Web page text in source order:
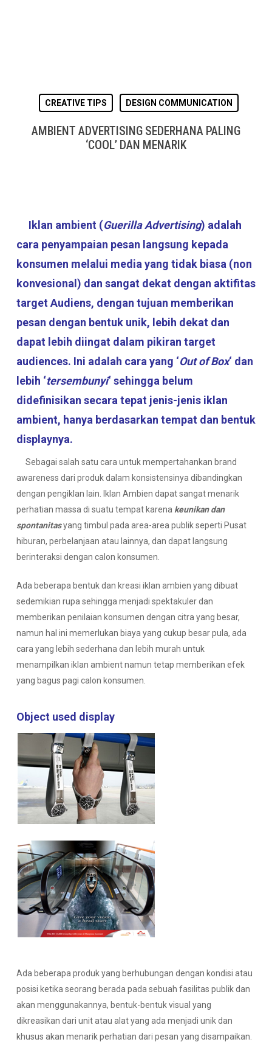
CREATIVE TIPS DESIGN COMMUNICATION
AMBIENT ADVERTISING SEDERHANA PALING
‘COOL’ DAN MENARIK
Iklan ambient (Guerilla Advertising) adalah
cara penyampaian pesan langsung kepada
konsumen melalui media yang tidak biasa (non
konvesional) dan sangat dekat dengan aktifitas
target Audiens, dengan tujuan memberikan
pesan dengan bentuk unik, lebih dekat dan
dapat lebih diingat dalam pikiran target
audiences. Ini adalah cara yang ‘Out of Box‘ dan
lebih ‘tersembunyi‘ sehingga belum
didefinisikan secara tepat jenis-jenis iklan
ambient, hanya berdasarkan tempat dan bentuk
displaynya.
Sebagai salah satu cara untuk mempertahankan brand
awareness dari produk dalam konsistensinya dibandingkan
dengan pengiklan lain. Iklan Ambien dapat sangat menarik
perhatian massa di suatu tempat karena keunikan dan
spontanitasyang timbul pada area-area publik seperti Pusat
hiburan, perbelanjaan atau lainnya, dan dapat langsung
berinteraksi dengan calon konsumen.
Ada beberapa bentuk dan kreasi iklan ambien yang dibuat
sedemikian rupa sehingga menjadi spektakuler dan
memberikan penilaian konsumen dengan citra yang besar,
namun hal ini memerlukan biaya yang cukup besar pula, ada
cara yang lebih sederhana dan lebih murah untuk
menampilkan iklan ambient namun tetap memberikan efek
yang bagus pagi calon konsumen.
Object used display
Ada beberapa produk yang berhubungan dengan kondisi atau
posisi ketika seorang berada pada sebuah fasilitas publik dan
akan menggunakannya, bentuk-bentuk visual yang
dikreasikan dari unit atau alat yang ada menjadi unik dan
khusus akan menarik perhatian dari pesan yang disampaikan.